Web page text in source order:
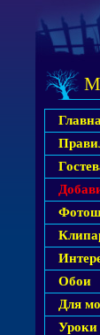
Обои
Для
Уроки